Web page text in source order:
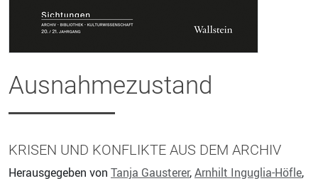
Ausnahmezustand
KRISEN UND KONFLIKTE AUS DEM ARCHIV
Herausgegeben von Tanja Gausterer,Arnhilt Inguglia-Höfle,